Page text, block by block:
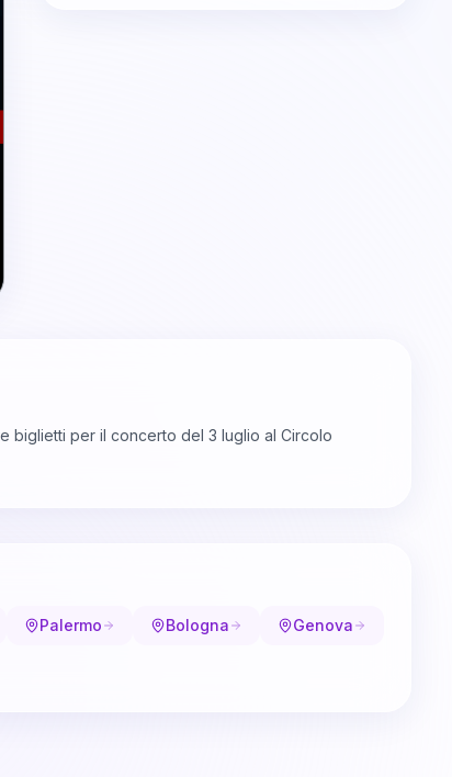
biglietti per il concerto del 3 luglio al Circolo
Palermo Bologna Genova